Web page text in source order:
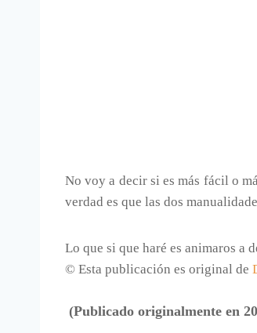
No voy a decir si es más fácil o
verdad es que las dos
Lo que si que haré es animaros a
© Esta publicación es original de
(Publicado originalmente en